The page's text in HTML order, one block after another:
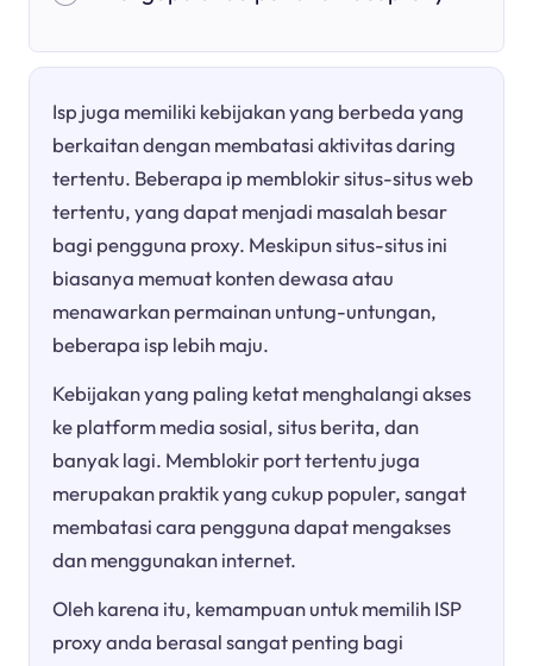
Isp juga memiliki kebijakan yang berbeda yang
berkaitan dengan membatasi aktivitas daring
tertentu. Beberapa ip memblokir situs-situs web
tertentu, yang dapat menjadi masalah besar
bagi pengguna proxy. Meskipun situs-situs ini
biasanya memuat konten dewasa atau
menawarkan permainan untung-untungan,
beberapa isp lebih maju.
Kebijakan yang paling ketat menghalangi akses
ke platform media sosial, situs berita, dan
banyak lagi. Memblokir port tertentu juga
merupakan praktik yang cukup populer, sangat
membatasi cara pengguna dapat mengakses
dan menggunakan internet.
Oleh karena itu, kemampuan untuk memilih ISP
proxy anda berasal sangat penting bagi